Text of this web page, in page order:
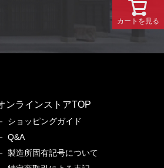
ンラインストアTOP
ショッピングガイド
Q&A
製造所固有記号について
カートを見る